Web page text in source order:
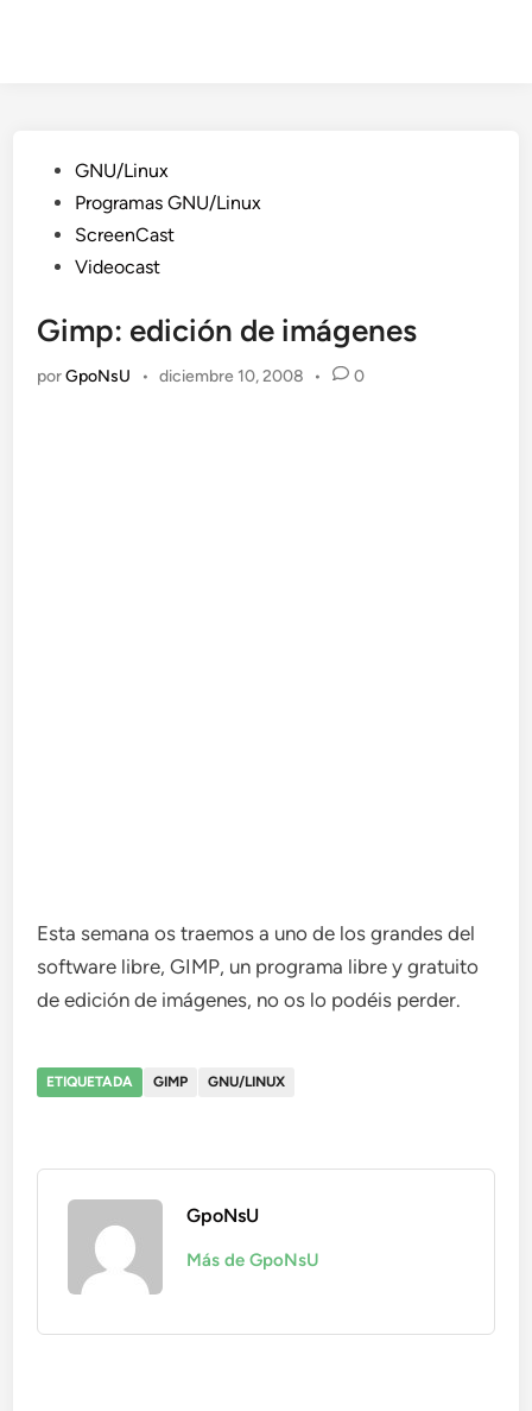
Publicado
en
GNU/Linux
Programas GNU/Linux
ScreenCast
Videocast
Gimp: edición de imágenes
porGpoNsU • diciembre 10, 2008 • 0
Esta semana os traemos a uno de los grandes del
software libre, GIMP, un programa libre y gratuito
de edición de imágenes, no os lo podéis perder.
ETIQUETADA GIMP GNU/LINUX
GpoNsU
Más de GpoNsU